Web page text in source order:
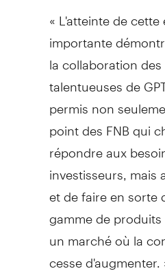
« L'atteinte de
importante
la collaboration
talentueuses de
permis non
point des FNB qui
répondre aux
investisseurs, mais
et de faire en sorte
gamme de
un marché où la
cesse d'augmenter.